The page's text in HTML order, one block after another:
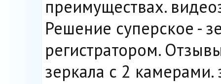
преимуществах.
Решение суперское -
регистратором.
зеркала с 2